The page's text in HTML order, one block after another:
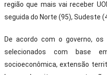
região que mais vai receber
seguida do Norte (95), Sudeste
De acordo com o governo,
selecionados com base
socioeconômica, extensão